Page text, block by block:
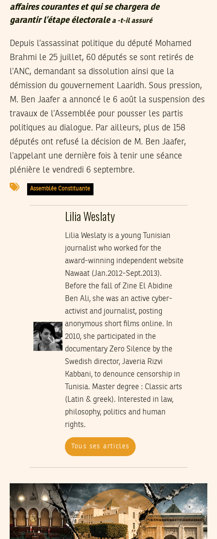
affaires courantes et qui se chargera de
garantir l’étape électorale a -t-il assuré
Depuis l’assassinat politique du député Mohamed
Brahmi le 25 juillet, 60 députés se sont retirés de
l’ANC, demandant sa dissolution ainsi que la
démission du gouvernement Laaridh. Sous pression,
M. Ben Jaafer a annoncé le 6 août la suspension des
travaux de l’Assemblée pour pousser les partis
politiques au dialogue. Par ailleurs, plus de 158
députés ont refusé la décision de M. Ben Jaafer,
l’appelant une dernière fois à tenir une séance
plénière le vendredi 6 septembre.
Assemblée Constituante
Lilia Weslaty
Lilia Weslaty is a young Tunisian
journalist who worked for the
award-winning independent website
Nawaat (Jan.2012-Sept.2013).
Before the fall of Zine El Abidine
Ben Ali, she was an active cyber-
activist and journalist, posting
anonymous short films online. In
2010, she participated in the
documentary Zero Silence by the
Swedish director, Javeria Rizvi
Kabbani, to denounce censorship in
Tunisia. Master degree : Classic arts
(Latin & greek). Interested in law,
philosophy, politics and human
rights.
Tous ses articles